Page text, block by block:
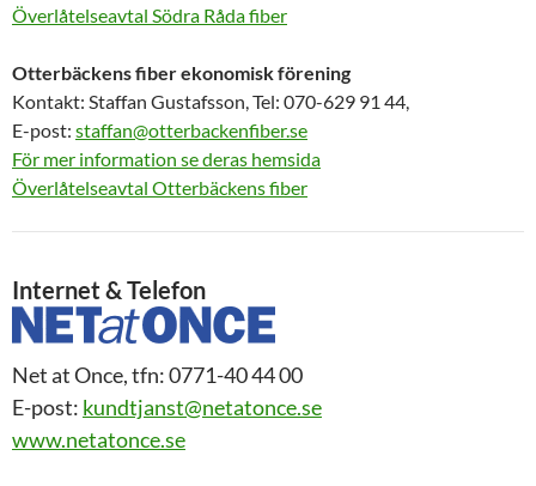
Överlåtelseavtal Södra Råda fiber
Otterbäckens fiber ekonomisk förening
Kontakt: Staffan Gustafsson, Tel: 070-629 91 44,
E-post: staffan@otterbackenfiber.se
För mer information se deras hemsida
Överlåtelseavtal Otterbäckens fiber
Internet & Telefon
Net at Once, tfn: 0771-40 44 00
E-post: kundtjanst@netatonce.se
www.netatonce.se